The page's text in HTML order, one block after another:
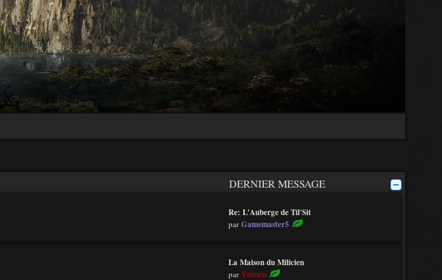
DERNIER MESSAGE
Re: L'Auberge de Til'Sit
par Gamemaster5
La Maison du Milicien
par Yuimen